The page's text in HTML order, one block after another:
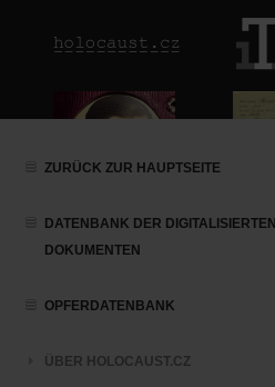
ZURÜCK ZUR HAUPTSEITE
DATENBANK DER DIGITALISIERTEN
DOKUMENTEN
OPFERDATENBANK
ÜBER HOLOCAUST.CZ